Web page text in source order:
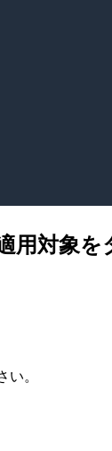
対象
。